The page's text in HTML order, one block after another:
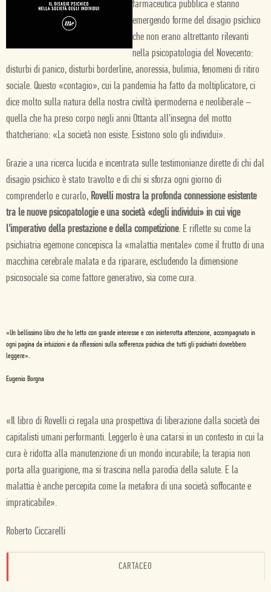
farmaceutica pubblica e stanno
emergendo forme del disagio psichico
che non erano altrettanto rilevanti
nella psicopatologia del Novecento:
disturbi di panico, disturbi borderline, anoressia, bulimia, fenomeni di ritiro
sociale. Questo «contagio», cui la pandemia ha fatto da moltiplicatore, ci
dice molto sulla natura della nostra civiltà ipermoderna e neoliberale –
quella che ha preso corpo negli anni Ottanta all'insegna del motto
thatcheriano: «La società non esiste. Esistono solo gli individui».
Grazie a una ricerca lucida e incentrata sulle testimonianze dirette di chi dal
disagio psichico è stato travolto e di chi si sforza ogni giorno di
comprenderlo e curarlo, Rovelli mostra la profonda connessione esistente
tra le nuove psicopatologie e una società «degli individui» in cui vige
l'imperativo della prestazione e della competizione. E riflette su come la
psichiatria egemone concepisca la «malattia mentale» come il frutto di una
macchina cerebrale malata e da riparare, escludendo la dimensione
psicosociale sia come fattore generativo, sia come cura.
«Un bellissimo libro che ho letto con grande interesse e con ininterrotta attenzione, accompagnato in
ogni pagina da intuizioni e da riflessioni sulla sofferenza psichica che tutti gli psichiatri dovrebbero
leggere».
Eugenio Borgna
«Il libro di Rovelli ci regala una prospettiva di liberazione dalla società dei
capitalisti umani performanti. Leggerlo è una catarsi in un contesto in cui la
cura è ridotta alla manutenzione di un mondo incurabile; la terapia non
porta alla guarigione, ma si trascina nella parodia della salute. E la
malattia è anche percepita come la metafora di una società soffocante e
impraticabile».
Roberto Ciccarelli
CARTACEO